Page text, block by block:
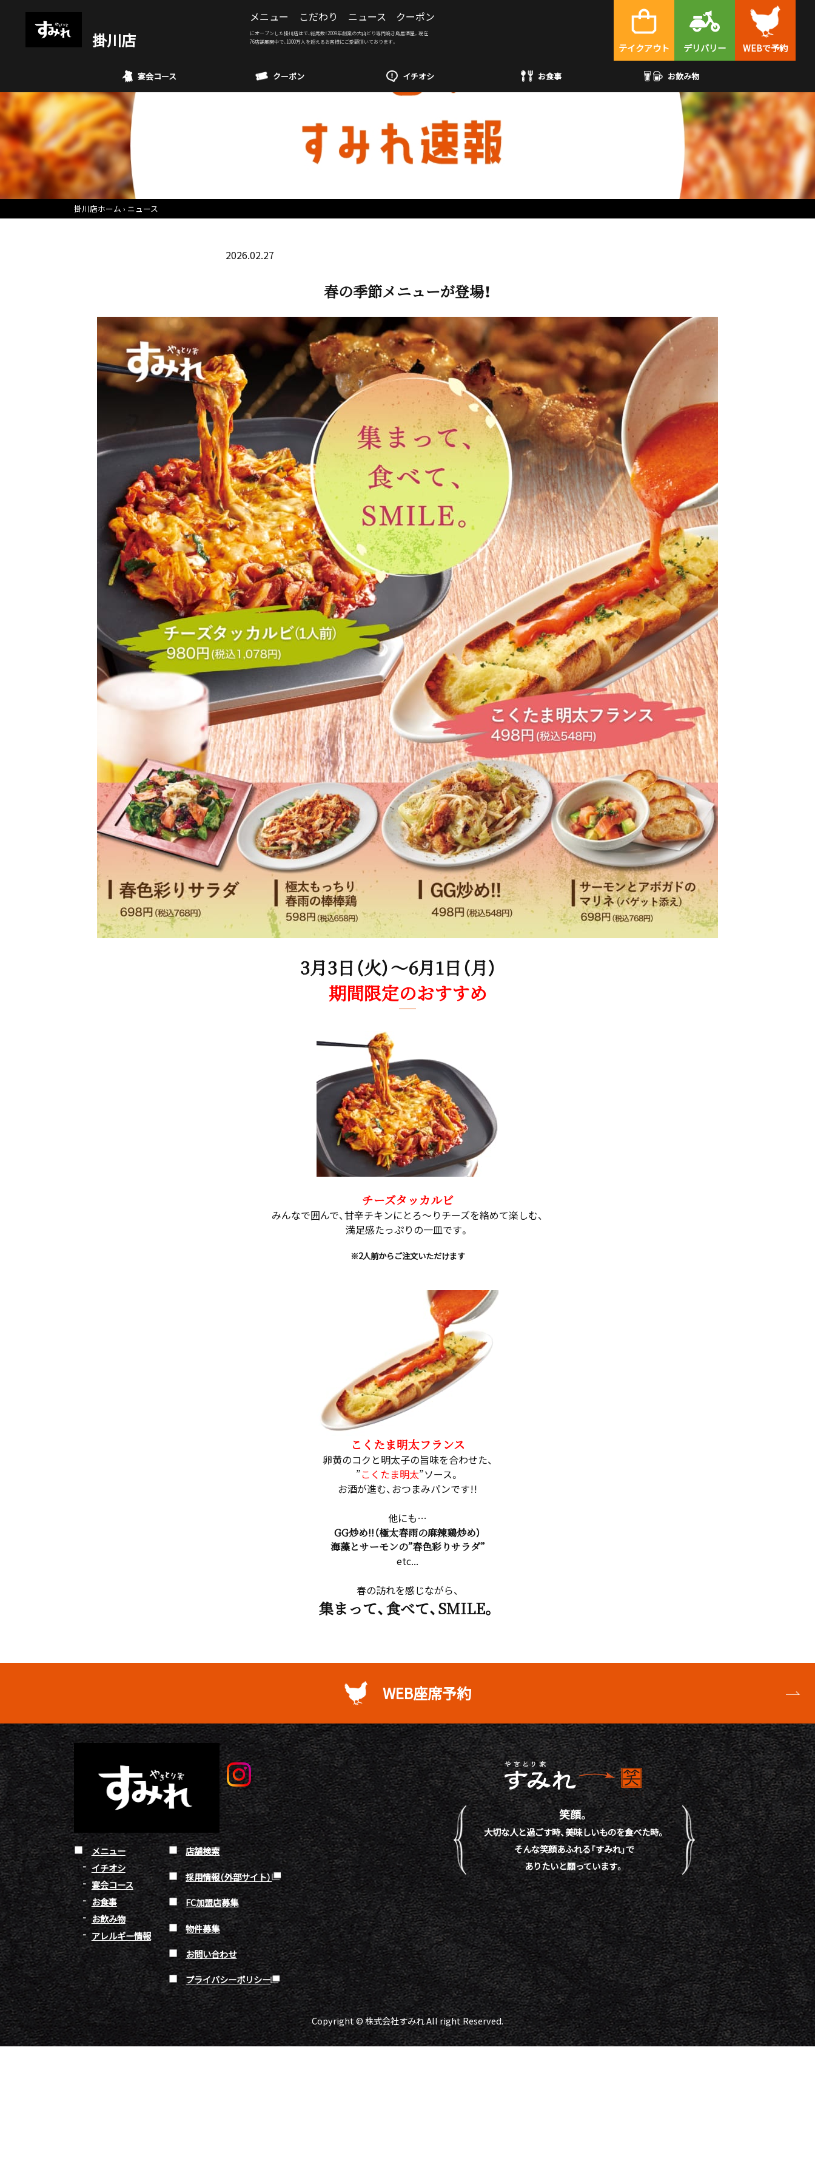
掛川店
メニュー こだわり ニュース クーポン
テイクアウト デリバリー WEBで予約
にオープンした掛川店はで、総席数！2009年創業の大山どり専門焼き鳥居酒屋。現在
76店舗展開中で、1000万人を超えるお客様にご愛顧頂いております。
宴会コース クーポン イチオシ お食事 お飲み物
掛川店ホーム ニュース
2026.02.27
春の季節メニューが登場！
3月3日（火）～6月1日（月）
期間限定のおすすめ
チーズタッカルビ
みんなで囲んで、甘辛チキンにとろ～りチーズを絡めて楽しむ、
満足感たっぷりの一皿です。
※2人前からご注文いただけます
こくたま明太フランス
卵黄のコクと明太子の旨味を合わせた、
”こくたま明太”ソース。
お酒が進む、おつまみパンです!!
他にも…
GG炒め!!（極太春雨の麻辣鶏炒め）
海藻とサーモンの”春色彩りサラダ”
etc...
春の訪れを感じながら、
集まって、食べて、SMILE。
WEB座席予約
メニュー
イチオシ
宴会コース
お食事
お飲み物
アレルギー情報
店舗検索
採用情報（外部サイト）
FC加盟店募集
物件募集
お問い合わせ
プライバシーポリシー
笑顔。
大切な人と過ごす時、美味しいものを食べた時。
そんな笑顔あふれる「すみれ」で
ありたいと願っています。
Copyright © 株式会社すみれ All right Reserved.